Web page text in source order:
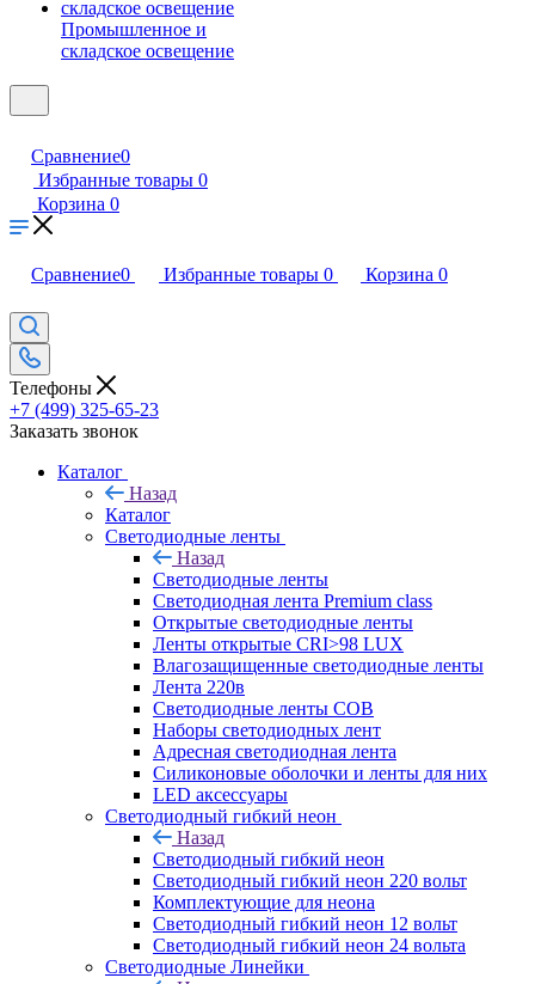
Промышленное и
складское освещение
Сравнение0
Избранные товары 0
Корзина 0
Сравнение0 Избранные товары 0 Корзина 0
Телефоны
+7 (499) 325-65-23
Заказать звонок
Каталог
Назад
Каталог
Светодиодные ленты
Назад
Светодиодные ленты
Светодиодная лента Premium class
Открытые светодиодные ленты
Ленты открытые CRI>98 LUX
Влагозащищенные светодиодные ленты
Лента 220в
Светодиодные ленты COB
Наборы светодиодных лент
Адресная светодиодная лента
Силиконовые оболочки и ленты для них
LED аксессуары
Светодиодный гибкий неон
Назад
Светодиодный гибкий неон
Светодиодный гибкий неон 220 вольт
Комплектующие для неона
Светодиодный гибкий неон 12 вольт
Светодиодный гибкий неон 24 вольта
Светодиодные Линейки